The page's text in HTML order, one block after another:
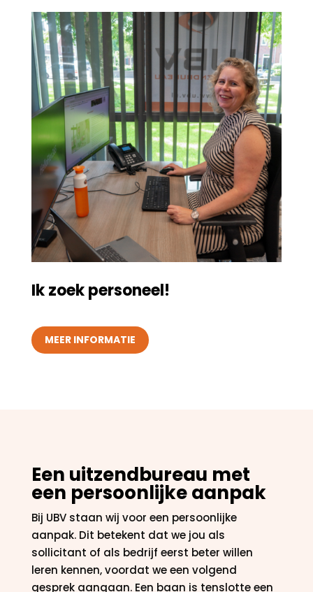
Ik zoek personeel!
MEER INFORMATIE
Een uitzendbureau met
een persoonlijke aanpak
Bij UBV staan wij voor een persoonlijke
aanpak. Dit betekent dat we jou als
sollicitant of als bedrijf eerst beter willen
leren kennen, voordat we een volgend
gesprek aangaan. Een baan is tenslotte een